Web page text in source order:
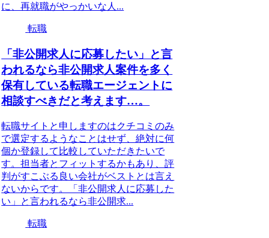
に、再就職がやっかいな人...
転職
「非公開求人に応募したい」と言
われるなら非公開求人案件を多く
保有している転職エージェントに
相談すべきだと考えます…。
転職サイトと申しますのはクチコミのみ
で選定するようなことはせず、絶対に何
個か登録して比較していただきたいで
す。担当者とフィットするかもあり、評
判がすこぶる良い会社がベストとは言え
ないからです。「非公開求人に応募した
い」と言われるなら非公開求...
転職